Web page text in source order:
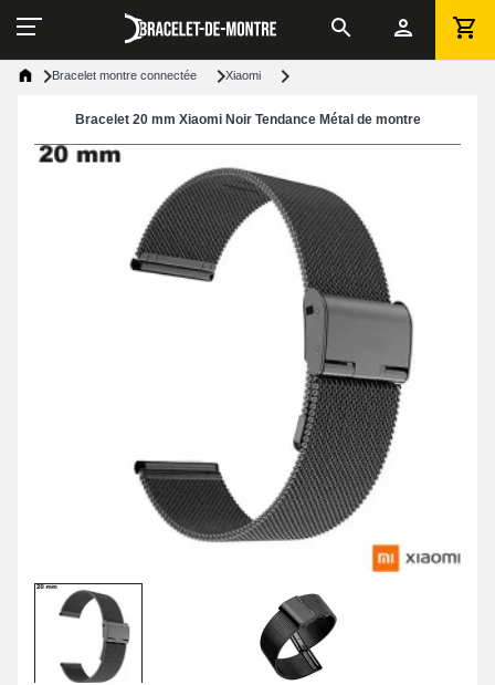
Bracelet montre connectée Xiaomi
Bracelet 20 mm Xiaomi Noir Tendance Métal de montre